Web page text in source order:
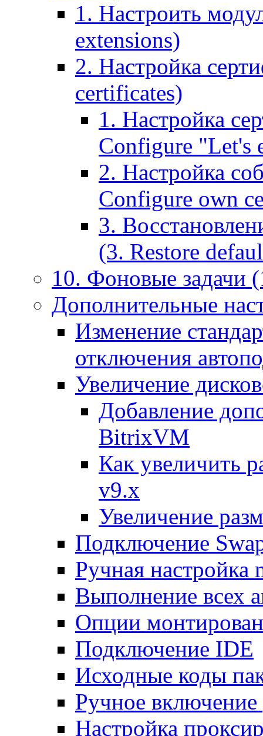
1. Настроить
extensions)
2. Настройка
certificates)
1. Настройка
Configure "Let's
2. Настройка
Configure own
3.
(3. Restore
10. Фоновые задачи
Дополнительные
Изменение
отключения
Увеличение
Добавление
BitrixVM
Как увеличить
v9.x
Увеличение
Подключение
Ручная настройка
Выполнение всех
Опции
Подключение IDE
Исходные коды
Ручное
Настройка